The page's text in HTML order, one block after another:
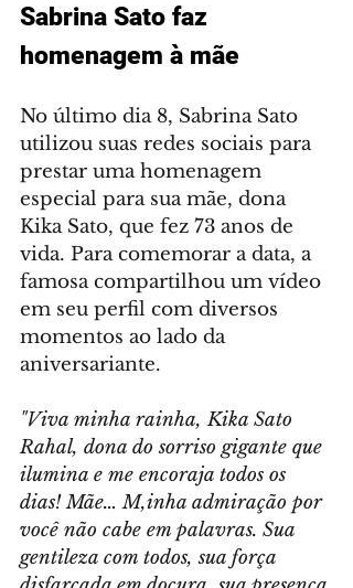
Sabrina Sato faz
homenagem à mãe
No último dia 8, Sabrina Sato
utilizou suas redes sociais para
prestar uma homenagem
especial para sua mãe, dona
Kika Sato, que fez 73 anos de
vida. Para comemorar a data, a
famosa compartilhou um vídeo
em seu perfil com diversos
momentos ao lado da
aniversariante.
"Viva minha rainha, Kika Sato
Rahal, dona do sorriso gigante que
ilumina e me encoraja todos os
dias! Mãe… M,inha admiração por
você não cabe em palavras. Sua
gentileza com todos, sua força